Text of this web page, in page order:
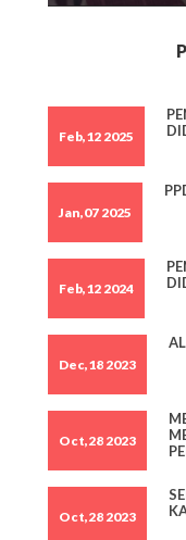
Feb,12 2025
Jan,07 2025
Feb,12 2024
Dec,18 2023
Oct,28 2023
Oct,28 2023